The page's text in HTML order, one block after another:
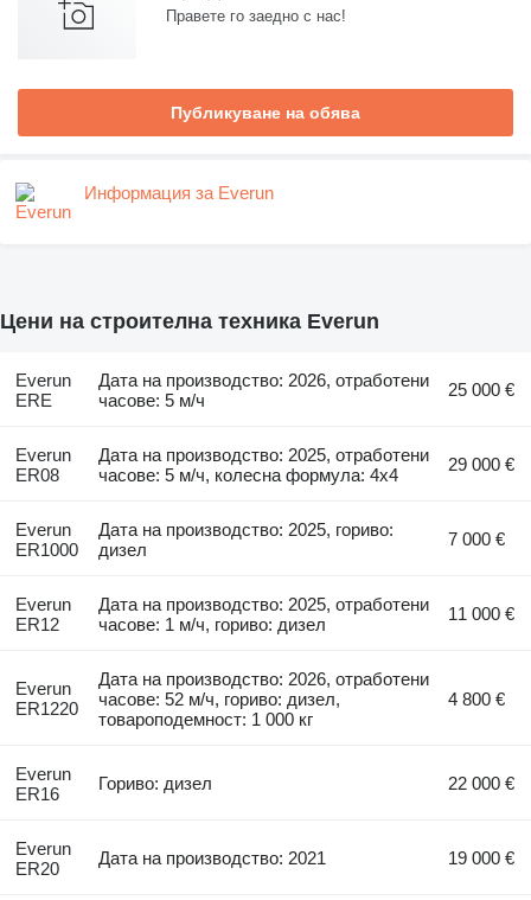
Правете го заедно с нас!
Публикуване на обява
Информация за Everun
Цени на строителна техника Everun
Everun
ERE
Дата на производство: 2026, отработени
часове: 5 м/ч
25 000 €
Everun
ER08
Дата на производство: 2025, отработени
часове: 5 м/ч, колесна формула: 4x4
29 000 €
Everun
ER1000
Дата на производство: 2025, гориво:
дизел
7 000 €
Everun
ER12
Дата на производство: 2025, отработени
часове: 1 м/ч, гориво: дизел
11 000 €
Everun
ER1220
Дата на производство: 2026, отработени
часове: 52 м/ч, гориво: дизел,
товароподемност: 1 000 кг
4 800 €
Everun
ER16
Гориво: дизел 22 000 €
Everun
ER20
Дата на производство: 2021 19 000 €